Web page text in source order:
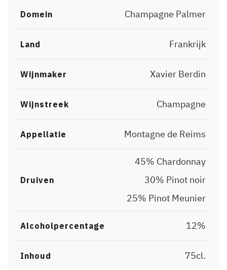
Domein Champagne Palmer
Land Frankrijk
Wijnmaker Xavier Berdin
Wijnstreek Champagne
Appellatie Montagne de Reims
Druiven
25% Pinot Meunier
30% Pinot noir
45% Chardonnay
Alcoholpercentage 12%
Inhoud 75cl.